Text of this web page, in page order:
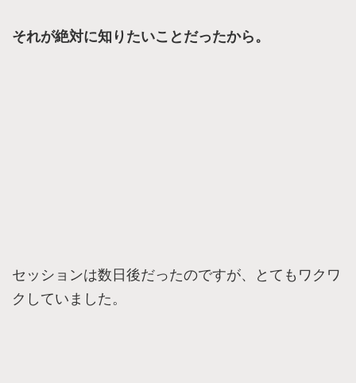
それが絶対に知りたいことだったから。
セッションは数日後だったのですが、とてもワクワ
クしていました。